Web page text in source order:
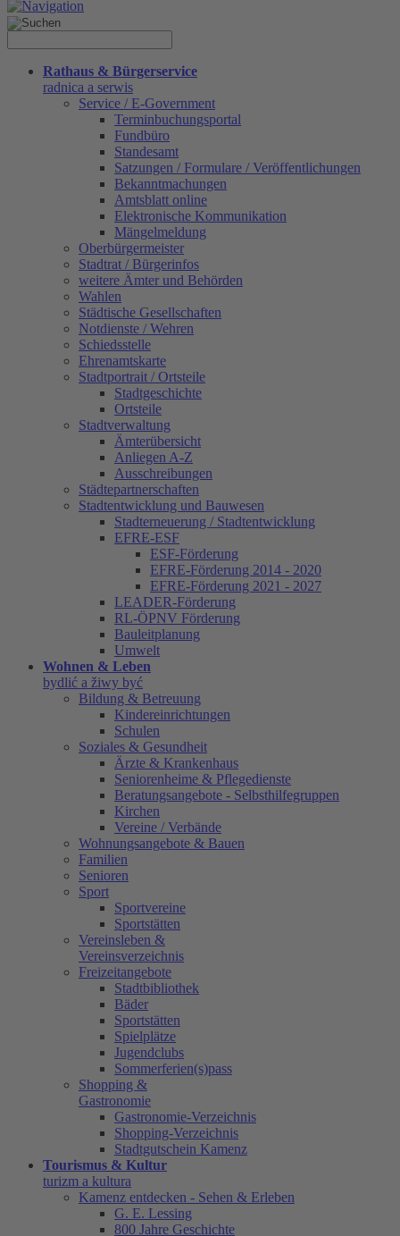
Rathaus & Bürgerservice
radnica a serwis
Service / E-Government
Terminbuchungsportal
Fundbüro
Standesamt
Satzungen / Formulare / Veröffentlichungen
Bekanntmachungen
Amtsblatt online
Elektronische Kommunikation
Mängelmeldung
Oberbürgermeister
Stadtrat / Bürgerinfos
weitere Ämter und Behörden
Wahlen
Städtische Gesellschaften
Notdienste / Wehren
Schiedsstelle
Ehrenamtskarte
Stadtportrait / Ortsteile
Stadtgeschichte
Ortsteile
Stadtverwaltung
Ämterübersicht
Anliegen A-Z
Ausschreibungen
Städtepartnerschaften
Stadtentwicklung und Bauwesen
Stadterneuerung / Stadtentwicklung
EFRE-ESF
ESF-Förderung
EFRE-Förderung 2014 - 2020
EFRE-Förderung 2021 - 2027
LEADER-Förderung
RL-ÖPNV Förderung
Bauleitplanung
Umwelt
Wohnen & Leben
bydlić a žiwy być
Bildung & Betreuung
Kindereinrichtungen
Schulen
Soziales & Gesundheit
Ärzte & Krankenhaus
Seniorenheime & Pflegedienste
Beratungsangebote - Selbsthilfegruppen
Kirchen
Vereine / Verbände
Wohnungsangebote & Bauen
Familien
Senioren
Sport
Sportvereine
Sportstätten
Vereinsleben &
Vereinsverzeichnis
Freizeitangebote
Stadtbibliothek
Bäder
Sportstätten
Spielplätze
Jugendclubs
Sommerferien(s)pass
Shopping &
Gastronomie
Gastronomie-Verzeichnis
Shopping-Verzeichnis
Stadtgutschein Kamenz
Tourismus & Kultur
turizm a kultura
Kamenz entdecken - Sehen & Erleben
G. E. Lessing
800 Jahre Geschichte